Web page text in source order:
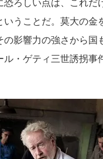
恐ろしい点は、これだ
うことだ。莫大の金
影響力の強さから
ル・ゲティ三世誘拐